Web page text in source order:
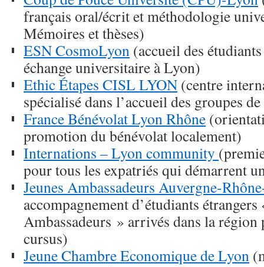
français oral/écrit et méthodologie
Mémoires et thèses)
ESN CosmoLyon (accueil des
échange universitaire à Lyon)
Ethic Étapes CISL LYON (centre
spécialisé dans l’accueil des groupes
France Bénévolat Lyon Rhône
promotion du bénévolat localement)
Internations – Lyon community
pour tous les expatriés qui démarrent
Jeunes Ambassadeurs Auvergne-
accompagnement d’étudiants étrangers
Ambassadeurs » arrivés dans la
cursus)
Jeune Chambre Economique de Lyon